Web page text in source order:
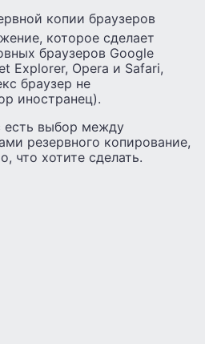
которое сделает
браузеров Google
Explorer, Opera и Safari,
браузер не
иностранец).
есть выбор между
резервного копирование,
что хотите сделать.